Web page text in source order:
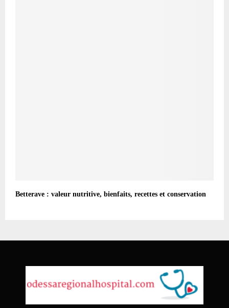
Betterave : valeur nutritive, bienfaits, recettes et conservation